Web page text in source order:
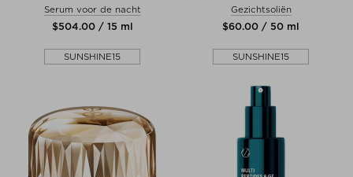
Serum voor de nacht
$‌504.00 / 15 ml
SUNSHINE15
Gezichtsoliën
$‌60.00 / 50 ml
SUNSHINE15